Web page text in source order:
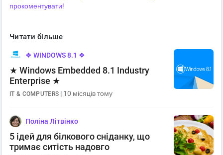
прокоментувати!
Читати більше
❖ WINDOWS 8.1 ❖
★ Windows Embedded 8.1 Industry
Enterprise ★
IT & COMPUTERS | 10 місяців тому
Поліна Літвінко
5 ідей для білкового сніданку, що
тримає ситість надовго